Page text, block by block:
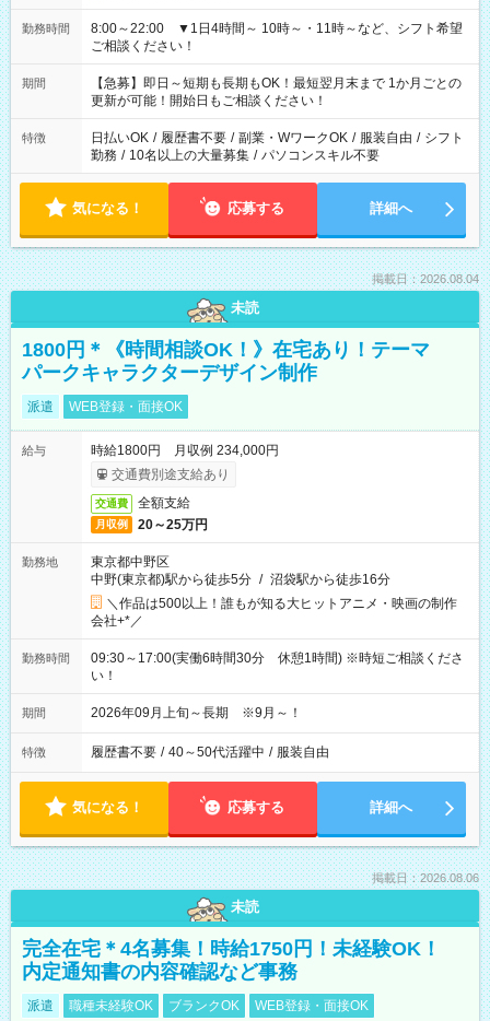
勤務時間
8:00～22:00 ▼1日4時間～ 10時～・11時～など、シフト希望
ご相談ください！
期間
【急募】即日～短期も長期もOK！最短翌月末まで 1か月ごとの
更新が可能！開始日もご相談ください！
特徴 日払いOK / 履歴書不要 / 副業・WワークOK / 服装自由 / シフト
勤務 / 10名以上の大量募集 / パソコンスキル不要
気になる！ 応募する 詳細へ
掲載日：2026.08.04
未読
1800円＊《時間相談OK！》在宅あり！テーマ
パークキャラクターデザイン制作
派遣 WEB登録・面接OK
給与
時給1800円 月収例 234,000円
交通費別途支給あり
交通費 全額支給
月収例 20～25万円
勤務地
東京都中野区
中野(東京都)駅から徒歩5分 / 沼袋駅から徒歩16分
＼作品は500以上！誰もが知る大ヒットアニメ・映画の制作
会社+*／
勤務時間
09:30～17:00(実働6時間30分 休憩1時間) ※時短ご相談くださ
い！
期間 2026年09月上旬～長期 ※9月～！
特徴 履歴書不要 / 40～50代活躍中 / 服装自由
気になる！ 応募する 詳細へ
掲載日：2026.08.06
未読
完全在宅＊4名募集！時給1750円！未経験OK！
内定通知書の内容確認など事務
派遣 職種未経験OK ブランクOK WEB登録・面接OK